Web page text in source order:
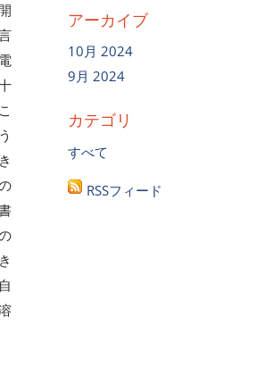
アーカイブ
10月 2024
9月 2024
カテゴリ
すべて
RSSフィード